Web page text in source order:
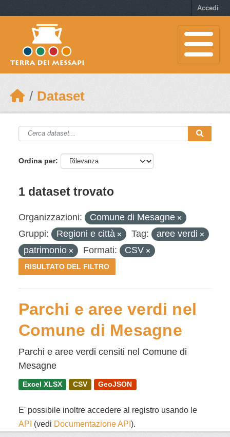
Accedi
Dataset
Ordina per
1 dataset trovato
Organizzazioni:
Comune di Mesagne
Gruppi:
Regioni e città Tag:
aree verdi
patrimonio
Formati: CSV
RISULTATO DEL FILTRO
Parchi e aree verdi nel
Comune di Mesagne
Parchi e aree verdi censiti nel Comune di
Mesagne
Excel XLSX CSV GeoJSON
E' possibile inoltre accedere al registro usando le
API (vedi Documentazione API ).